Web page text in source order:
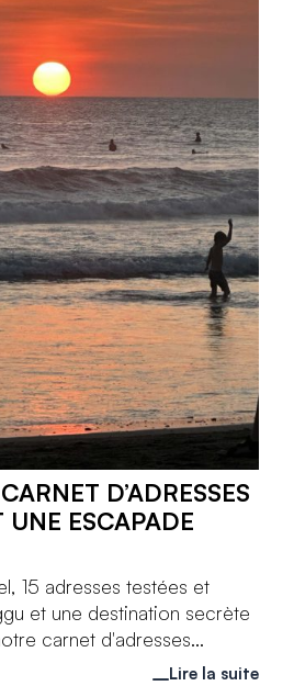
D’ADRESSES
ESCAPADE
15 adresses testées et
et une destination secrète
carnet d'adresses...
Lire la suite